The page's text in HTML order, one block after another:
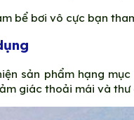
bể bơi vô cực bạn
sản phẩm hạng
giác thoải mái và